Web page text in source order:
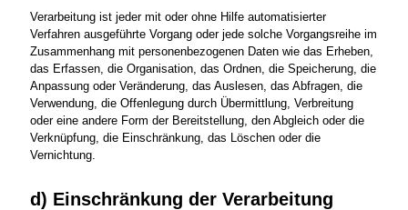
Verarbeitung ist jeder mit oder ohne Hilfe automatisierter
Verfahren ausgeführte Vorgang oder jede solche Vorgangsreihe im
Zusammenhang mit personenbezogenen Daten wie das Erheben,
das Erfassen, die Organisation, das Ordnen, die Speicherung, die
Anpassung oder Veränderung, das Auslesen, das Abfragen, die
Verwendung, die Offenlegung durch Übermittlung, Verbreitung
oder eine andere Form der Bereitstellung, den Abgleich oder die
Verknüpfung, die Einschränkung, das Löschen oder die
Vernichtung.
d) Einschränkung der Verarbeitung